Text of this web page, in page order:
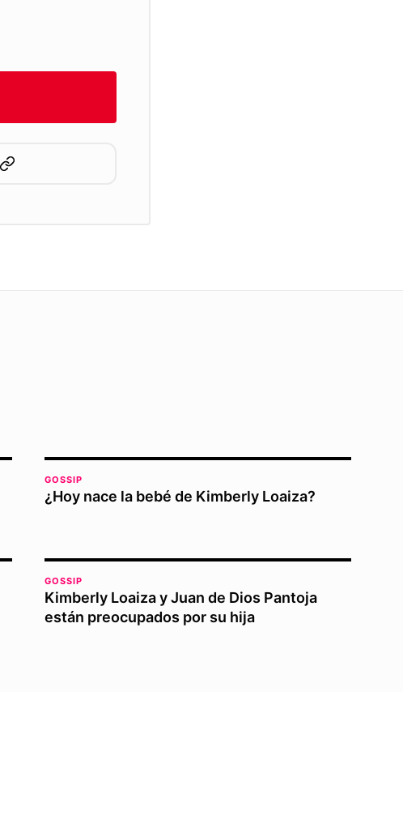
GOSSIP
¿Hoy nace la bebé de Kimberly Loaiza?
GOSSIP
Kimberly Loaiza y Juan de Dios Pantoja
están preocupados por su hija